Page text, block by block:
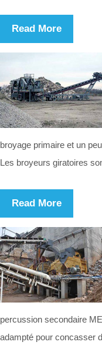
Read More
broyage primaire et un
Les broyeurs giratoires
Read More
percussion secondaire
adampté pour concasser